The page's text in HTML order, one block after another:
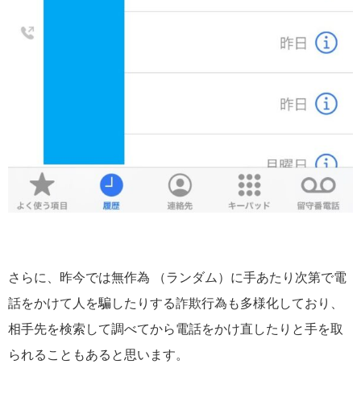
さらに、昨今では無作為 （ランダム）に手あたり次第で電
話をかけて人を騙したりする詐欺行為も多様化しており、
相手先を検索して調べてから電話をかけ直したりと手を取
られることもあると思います。